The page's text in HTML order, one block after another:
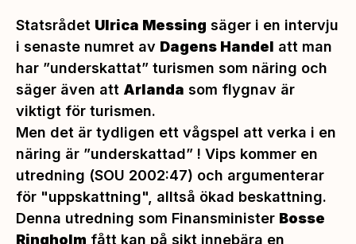
Statsrådet Ulrica Messing säger i en intervju
i senaste numret av Dagens Handel att man
har ”underskattat” turismen som näring och
säger även att Arlanda som flygnav är
viktigt för turismen.
Men det är tydligen ett vågspel att verka i en
näring är ”underskattad” ! Vips kommer en
utredning (SOU 2002:47) och argumenterar
för "uppskattning", alltså ökad beskattning.
Denna utredning som Finansminister Bosse
Ringholm fått kan på sikt innebära en